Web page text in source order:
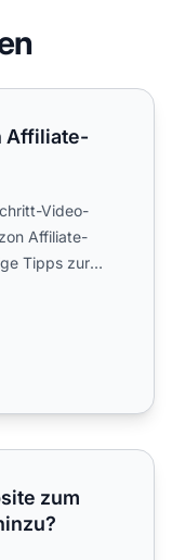
Affiliate-
Video-
Affiliate-
Tipps zur
Associates-
zum